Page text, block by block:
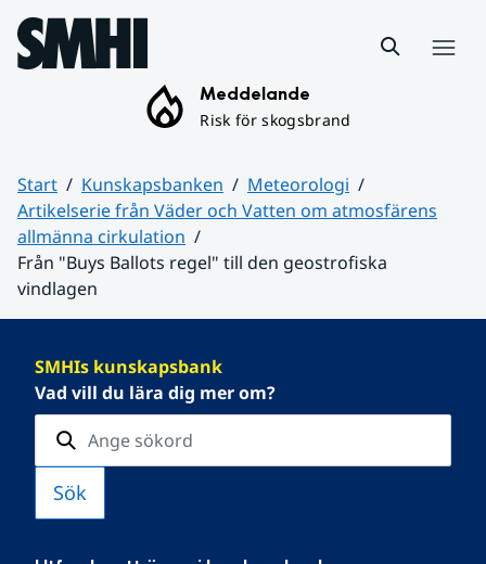
Hoppa till sidans innehåll
Meddelande
Risk för skogsbrand
Start Kunskapsbanken
Meteorologi
Artikelserie från Väder och Vatten om atmosfärens
allmänna cirkulation
Från "Buys Ballots regel" till den geostrofiska
vindlagen
SMHIs kunskapsbank
Vad vill du lära dig mer om?